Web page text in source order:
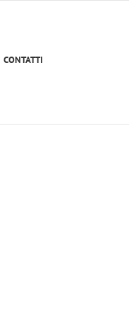
CONTATTI